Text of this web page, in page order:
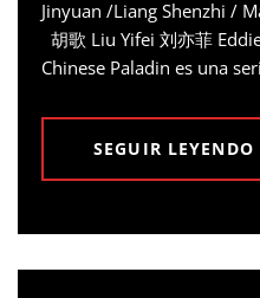
Jinyuan /Liang Shenzhi /
胡歌 Liu Yifei 刘亦菲
Chinese Paladin es una
SEGUIR LEYENDO